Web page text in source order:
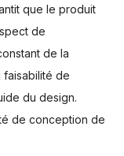
que le produit
de
de la
faisabilité de
du design.
de conception de